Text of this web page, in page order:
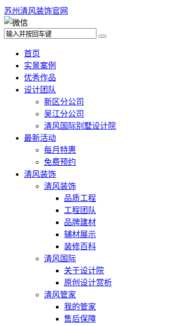
苏州清风装饰官网
首页
实景案例
优秀作品
设计团队
新区分公司
吴江分公司
清风国际别墅设计院
最新活动
每月特惠
免费预约
清风装饰
清风装饰
品质工程
工程团队
品牌建材
辅材展示
装修百科
清风国际
关于设计院
原创设计赏析
清风管家
我的管家
售后保障